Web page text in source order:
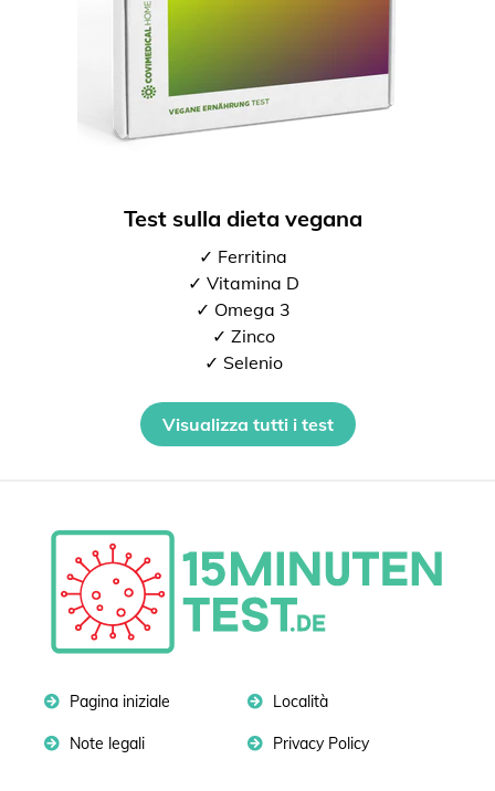
Test sulla dieta vegana
✓ Ferritina
✓ Vitamina D
✓ Omega 3
✓ Zinco
✓ Selenio
Visualizza tutti i test
Pagina iniziale Località
Note legali Privacy Policy